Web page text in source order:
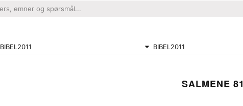
BIBEL2011 BIBEL2011
SALMENE 81